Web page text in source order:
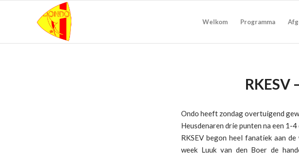
Welkom Programma
RKESV
Ondo heeft zondag overtuigend
Heusdenaren drie punten na een 1-
RKSEV begon heel fanatiek aan
week Luuk van den Boer de